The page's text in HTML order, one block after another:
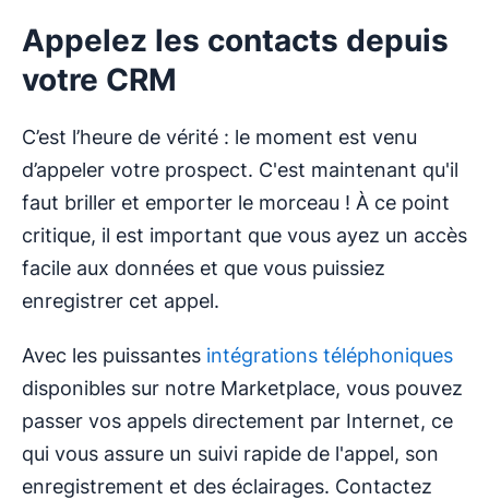
Appelez les contacts depuis
votre CRM
C’est l’heure de vérité : le moment est venu
d’appeler votre prospect. C'est maintenant qu'il
faut briller et emporter le morceau ! À ce point
critique, il est important que vous ayez un accès
facile aux données et que vous puissiez
enregistrer cet appel.
Avec les puissantes intégrations téléphoniques
disponibles sur notre Marketplace, vous pouvez
passer vos appels directement par Internet, ce
qui vous assure un suivi rapide de l'appel, son
enregistrement et des éclairages. Contactez